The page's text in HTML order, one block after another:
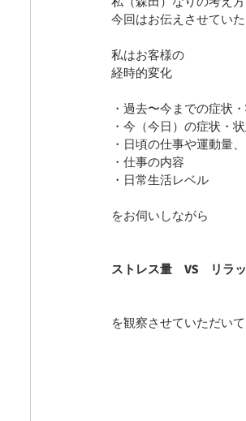
今回はお伝えさせてい
私はお客様の
経時的変化
・過去〜今までの症状
・今（今日）の症状・
・日頃の仕事や運動量、
・仕事の内容
・日常生活レベル
をお伺いしながら
ストレス量　VS　リラ
を観察させていただい